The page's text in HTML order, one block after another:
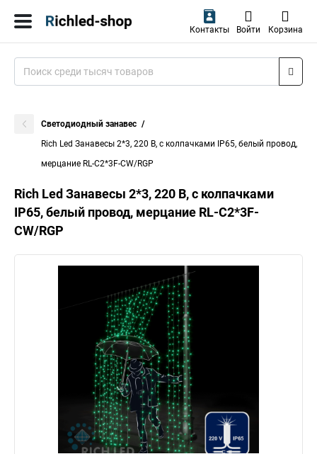
Контакты Войти Корзина
Светодиодный занавес
Rich Led Занавесы 2*3, 220 В, с колпачками IP65, белый провод,
мерцание RL-C2*3F-CW/RGP
Rich Led Занавесы 2*3, 220 В, с колпачками
IP65, белый провод, мерцание RL-C2*3F-
CW/RGP